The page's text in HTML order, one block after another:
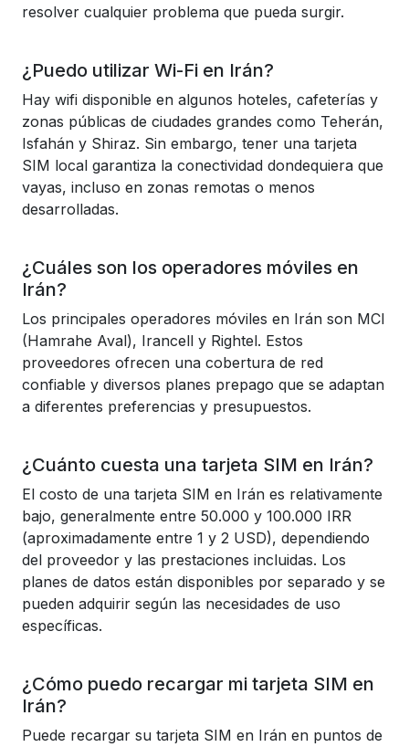
resolver cualquier problema que pueda surgir.
¿Puedo utilizar Wi-Fi en Irán?
Hay wifi disponible en algunos hoteles, cafeterías y
zonas públicas de ciudades grandes como Teherán,
Isfahán y Shiraz. Sin embargo, tener una tarjeta
SIM local garantiza la conectividad dondequiera que
vayas, incluso en zonas remotas o menos
desarrolladas.
¿Cuáles son los operadores móviles en
Irán?
Los principales operadores móviles en Irán son MCI
(Hamrahe Aval), Irancell y Rightel. Estos
proveedores ofrecen una cobertura de red
confiable y diversos planes prepago que se adaptan
a diferentes preferencias y presupuestos.
¿Cuánto cuesta una tarjeta SIM en Irán?
El costo de una tarjeta SIM en Irán es relativamente
bajo, generalmente entre 50.000 y 100.000 IRR
(aproximadamente entre 1 y 2 USD), dependiendo
del proveedor y las prestaciones incluidas. Los
planes de datos están disponibles por separado y se
pueden adquirir según las necesidades de uso
específicas.
¿Cómo puedo recargar mi tarjeta SIM en
Irán?
Puede recargar su tarjeta SIM en Irán en puntos de